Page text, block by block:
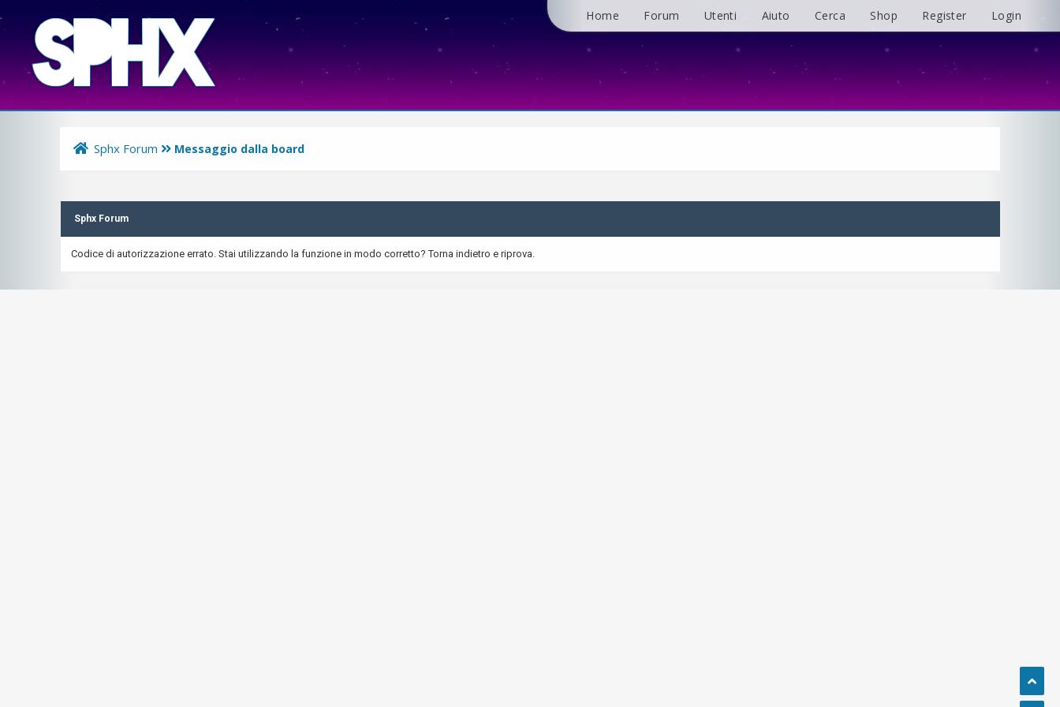
Home Forum Utenti Aiuto Cerca Shop Register Login
Sphx Forum Messaggio dalla board
Sphx Forum
Codice di autorizzazione errato. Stai utilizzando la funzione in modo corretto? Torna indietro e riprova.